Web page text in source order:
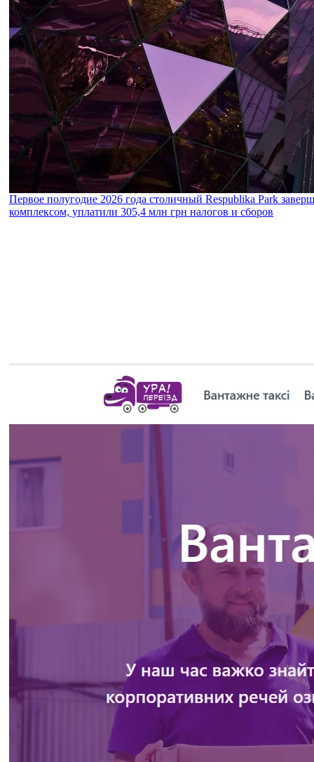
Первое полугодие 2026 года столичный Respublika Park
комплексом, уплатили 305,4 млн грн налогов и сборов